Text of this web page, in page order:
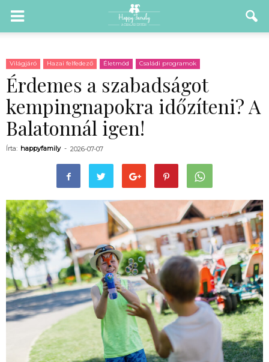
Világjáró Hazai felfedező Életmód Családi programok
Érdemes a szabadságot
kempingnapokra időzíteni? A
Balatonnál igen!
Írta: happyfamily - 2026-07-07